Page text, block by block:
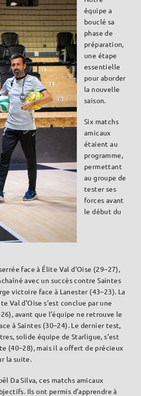
équipe a
bouclé sa
phase de
préparation,
une étape
essentielle
pour aborder
la nouvelle
saison.
Six matchs
amicaux
étaient au
programme,
permettant
au groupe de
tester ses
forces avant
le début du
face à Élite Val d’Oise (29–27),
avec un succès contre Saintes
victoire face à Lanester (43–23). La
Val d’Oise s’est conclue par une
avant que l’équipe ne retrouve le
à Saintes (30–24). Le dernier test,
solide équipe de Starligue, s’est
(40–28), mais il a offert de précieux
la suite.
Da Silva, ces matchs amicaux
Ils ont permis d’apprendre à